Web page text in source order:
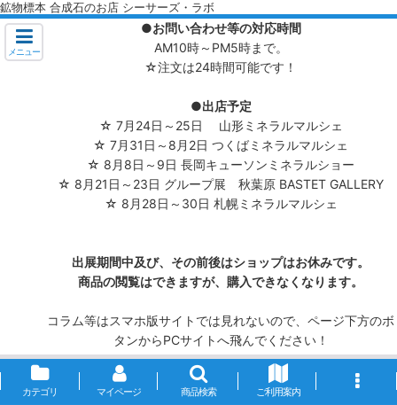
鉱物標本 合成石のお店 シーサーズ・ラボ
メニュー
●お問い合わせ等の対応時間
AM10時～PM5時まで。
☆注文は24時間可能です！
●出店予定
☆ 7月24日～25日 山形ミネラルマルシェ
☆ 7月31日～8月2日 つくばミネラルマルシェ
☆ 8月8日～9日 長岡キューソンミネラルショー
☆ 8月21日～23日 グループ展 秋葉原 BASTET GALLERY
☆ 8月28日～30日 札幌ミネラルマルシェ
出展期間中及び、その前後はショップはお休みです。
商品の閲覧はできますが、購入できなくなります。
コラム等はスマホ版サイトでは見れないので、ページ下方のボ
タンからPCサイトへ飛んでください！
カテゴリ マイページ 商品検索 ご利用案内